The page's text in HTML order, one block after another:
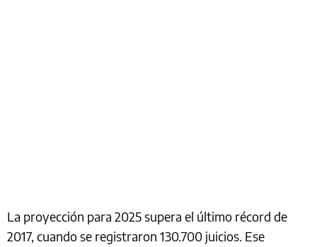
La proyección para 2025 supera el último récord de
2017, cuando se registraron 130.700 juicios. Ese